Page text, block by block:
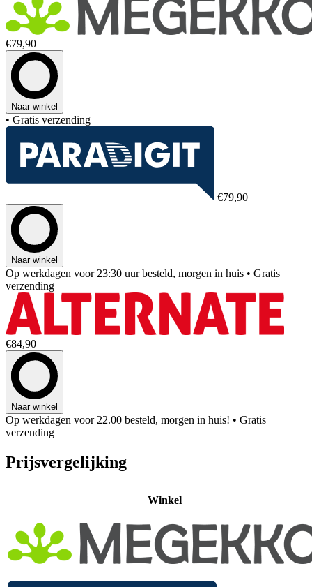
€79,90
Naar winkel
• Gratis verzending
€79,90
Naar winkel
Op werkdagen voor 23:30 uur besteld, morgen in huis • Gratis
verzending
€84,90
Naar winkel
Op werkdagen voor 22.00 besteld, morgen in huis! • Gratis
verzending
Prijsvergelijking
Winkel